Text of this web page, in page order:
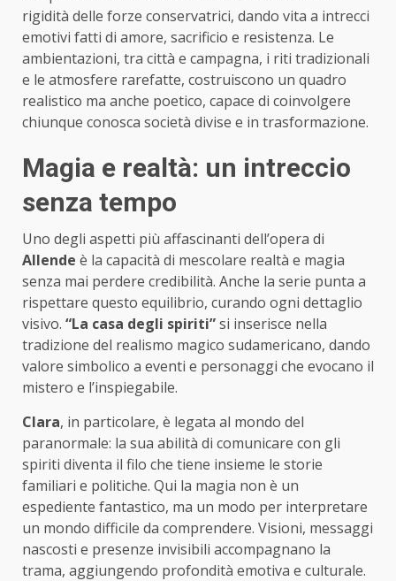
rigidità delle forze conservatrici, dando vita a intrecci
emotivi fatti di amore, sacrificio e resistenza. Le
ambientazioni, tra città e campagna, i riti tradizionali
e le atmosfere rarefatte, costruiscono un quadro
realistico ma anche poetico, capace di coinvolgere
chiunque conosca società divise e in trasformazione.
Magia e realtà: un intreccio
senza tempo
Uno degli aspetti più affascinanti dell’opera di
Allende è la capacità di mescolare realtà e magia
senza mai perdere credibilità. Anche la serie punta a
rispettare questo equilibrio, curando ogni dettaglio
visivo. “La casa degli spiriti”si inserisce nella
tradizione del realismo magico sudamericano, dando
valore simbolico a eventi e personaggi che evocano il
mistero e l’inspiegabile.
Clara, in particolare, è legata al mondo del
paranormale: la sua abilità di comunicare con gli
spiriti diventa il filo che tiene insieme le storie
familiari e politiche. Qui la magia non è un
espediente fantastico, ma un modo per interpretare
un mondo difficile da comprendere. Visioni, messaggi
nascosti e presenze invisibili accompagnano la
trama, aggiungendo profondità emotiva e culturale.